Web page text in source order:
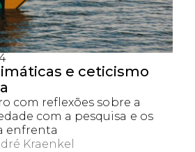
e ceticismo
com reflexões sobre a
com a pesquisa e os
enfrenta
Kraenkel